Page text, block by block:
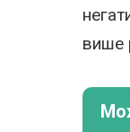
више